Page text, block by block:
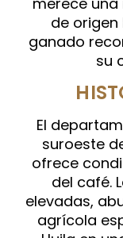
de origen
ganado
su
El
suroeste
ofrece
del café.
elevadas,
agrícola